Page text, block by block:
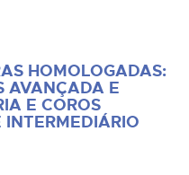
HOMOLOGADAS:
AVANÇADA E
E COROS